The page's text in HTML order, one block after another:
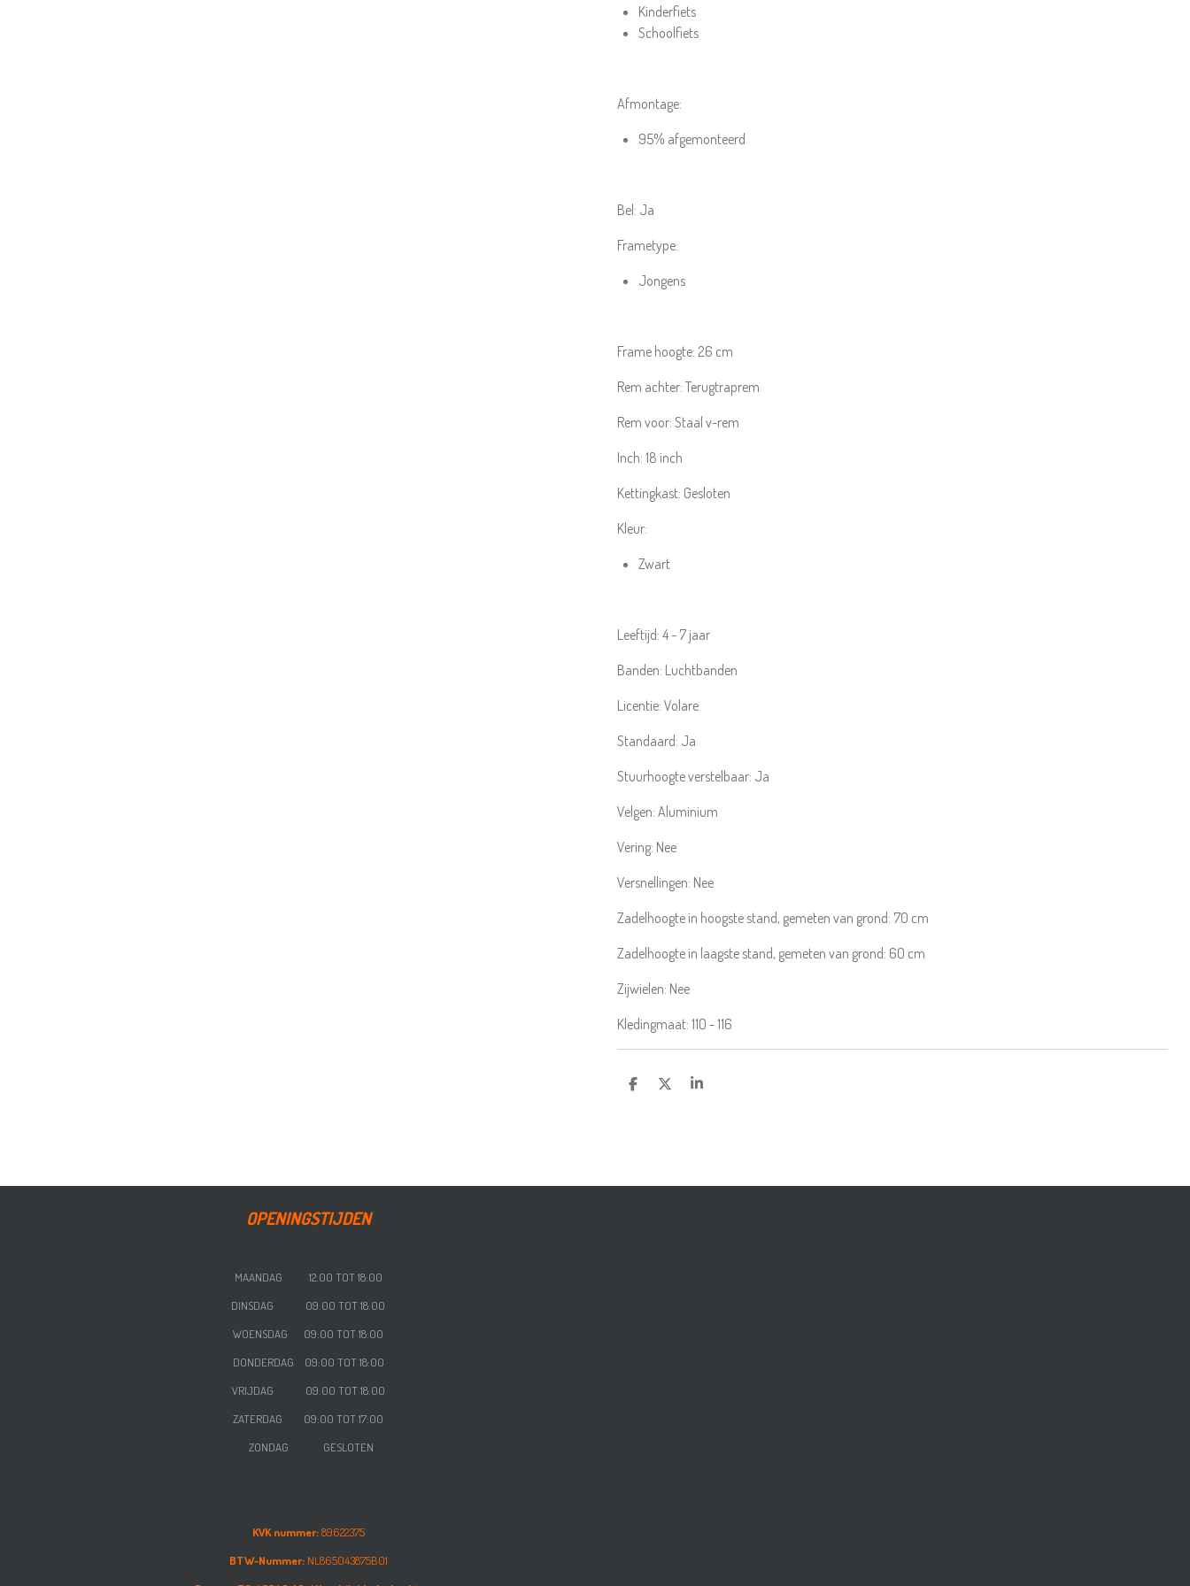
Kinderfiets
Schoolfiets
Afmontage:
95% afgemonteerd
Bel: Ja
Frametype:
Jongens
Frame hoogte: 26 cm
Rem achter: Terugtraprem
Rem voor: Staal v-rem
Inch: 18 inch
Kettingkast: Gesloten
Kleur:
Zwart
Leeftijd: 4 - 7 jaar
Banden: Luchtbanden
Licentie: Volare
Standaard: Ja
Stuurhoogte verstelbaar: Ja
Velgen: Aluminium
Vering: Nee
Versnellingen: Nee
Zadelhoogte in hoogste stand, gemeten van grond: 70 cm
Zadelhoogte in laagste stand, gemeten van grond: 60 cm
Zijwielen: Nee
Kledingmaat: 110 - 116
DELENDEEL SHARE
OPENINGSTIJDEN
MAANDAG 12:00 TOT 18:00
DINSDAG 09:00 TOT 18:00
WOENSDAG 09:00 TOT 18:00
DONDERDAG 09:00 TOT 18:00
VRIJDAG
09:00 TOT 18:00
ZATERDAG 09:00 TOT 17:00
ZONDAG GESLOTEN
KVK nummer:89622375
BTW-Nummer:NL865043875B01